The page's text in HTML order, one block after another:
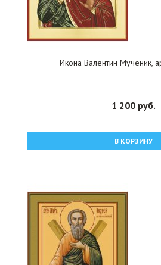
Икона Валентин Мученик,
1 200 руб.
В КОРЗИНУ